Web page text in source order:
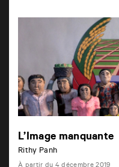
L’Image manquante
Rithy Panh